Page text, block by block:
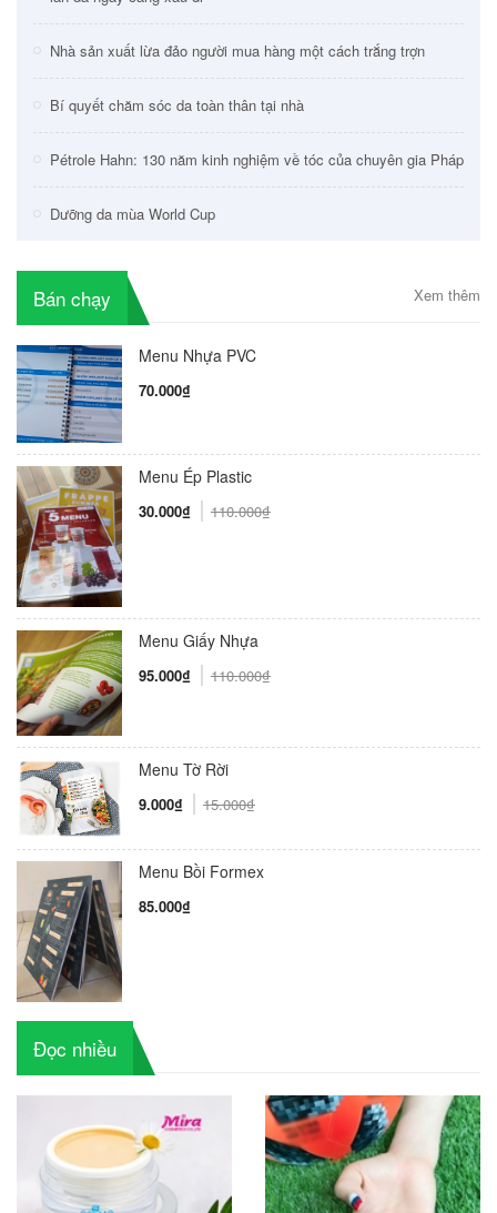
Nhà sản xuất lừa đảo người mua hàng một cách trắng trợn
Bí quyết chăm sóc da toàn thân tại nhà
Pétrole Hahn: 130 năm kinh nghiệm về tóc của chuyên gia Pháp
Dưỡng da mùa World Cup
Bán chạy Xem thêm
Menu Nhựa PVC
70.000₫
Menu Ép Plastic
30.000₫ 110.000₫
Menu Giấy Nhựa
95.000₫ 110.000₫
Menu Tờ Rời
9.000₫ 15.000₫
Menu Bồi Formex
85.000₫
Đọc nhiều